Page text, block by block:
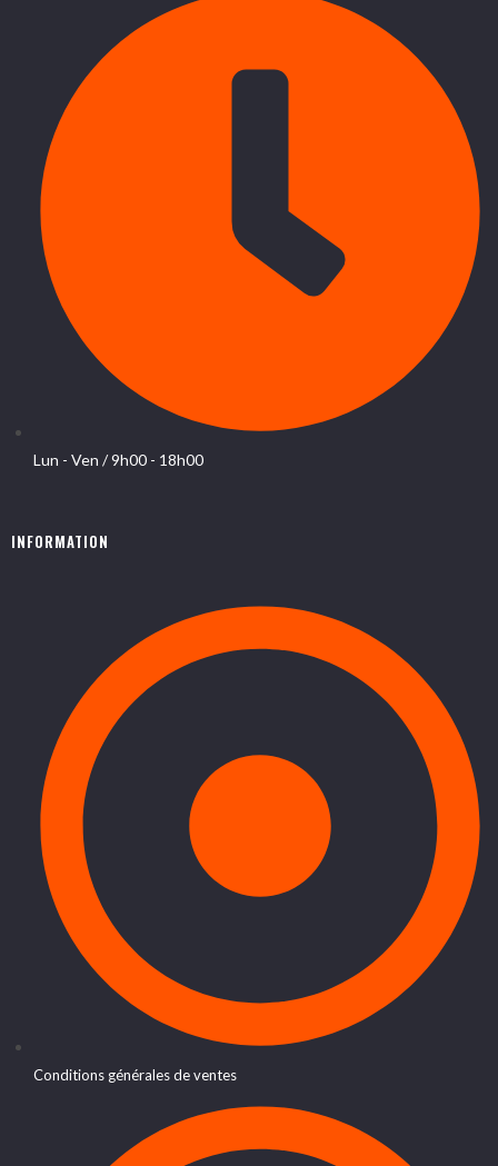
Lun - Ven / 9h00 - 18h00
INFORMATION
Conditions générales de ventes